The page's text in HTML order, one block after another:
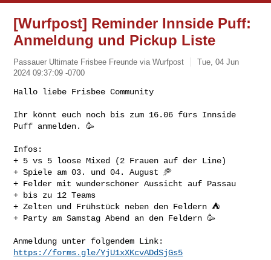
[Wurfpost] Reminder Innside Puff:
Anmeldung und Pickup Liste
Passauer Ultimate Frisbee Freunde via Wurfpost
Tue, 04 Jun
2024 09:37:09 -0700
Hallo liebe Frisbee Community
Ihr könnt euch noch bis zum 16.06 fürs Innside
Puff anmelden. 🥳
Infos:
+ 5 vs 5 loose Mixed (2 Frauen auf der Line)
+ Spiele am 03. und 04. August 🥏
+ Felder mit wunderschöner Aussicht auf Passau
+ bis zu 12 Teams
+ Zelten und Frühstück neben den Feldern ⛺
+ Party am Samstag Abend an den Feldern 🥳
https://forms.gle/YjU1xXKcvADdSjGs5